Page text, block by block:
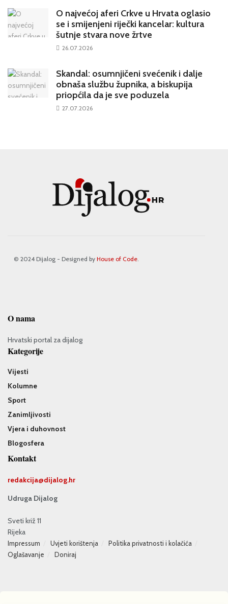
O najvećoj aferi Crkve u Hrvata oglasio
se i smijenjeni riječki kancelar: kultura
šutnje stvara nove žrtve
26.07.2026
Skandal: osumnjičeni svećenik i dalje
obnaša službu župnika, a biskupija
priopćila da je sve poduzela
27.07.2026
© 2024 Dijalog - Designed by House of Code.
O nama
Hrvatski portal za dijalog
Kategorije
Vijesti
Kolumne
Sport
Zanimljivosti
Vjera i duhovnost
Blogosfera
Kontakt
redakcija@dijalog.hr
Udruga Dijalog
Sveti križ 11
Rijeka
Impressum Uvjeti korištenja
Politika privatnosti i kolačića
Oglašavanje
Doniraj